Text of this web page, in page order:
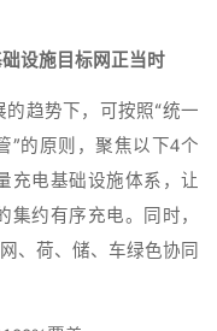
设施目标网正当时
趋势下，可按照“统一
”的原则，聚焦以下4个
充电基础设施体系，让
约有序充电。同时，
、荷、储、车绿色协同